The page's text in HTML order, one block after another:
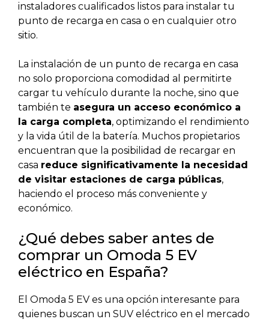
instaladores cualificados listos para instalar tu
punto de recarga en casa o en cualquier otro
sitio.
La instalación de un punto de recarga en casa
no solo proporciona comodidad al permitirte
cargar tu vehículo durante la noche, sino que
también te asegura un acceso económico a
la carga completa, optimizando el rendimiento
y la vida útil de la batería. Muchos propietarios
encuentran que la posibilidad de recargar en
casa reduce significativamente la necesidad
de visitar estaciones de carga públicas,
haciendo el proceso más conveniente y
económico.
¿Qué debes saber antes de
comprar un Omoda 5 EV
eléctrico en España?
El Omoda 5 EV es una opción interesante para
quienes buscan un SUV eléctrico en el mercado